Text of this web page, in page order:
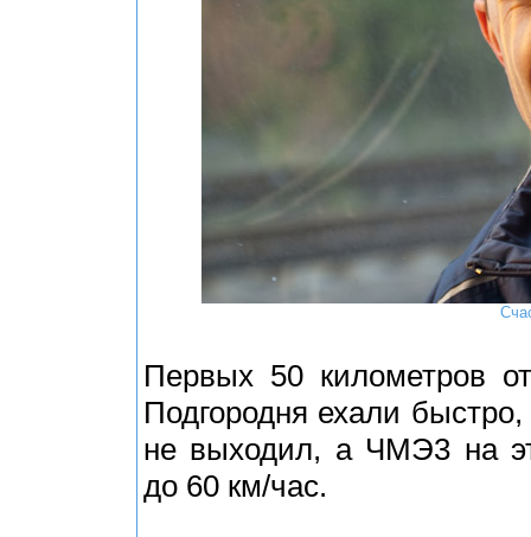
Первых 50 километров
Подгородня ехали
не выходил, а ЧМЭ3 на
до 60 км/час.